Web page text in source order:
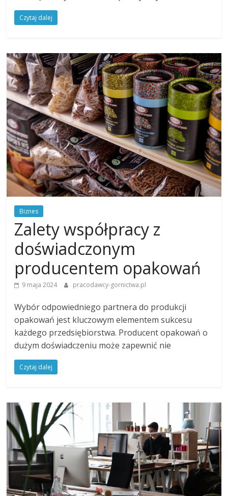
Czytaj dalej
Biznes
Zalety współpracy z
doświadczonym
producentem opakowań
9 maja 2024 pracodawcy-gornictwa.pl
Wybór odpowiedniego partnera do produkcji
opakowań jest kluczowym elementem sukcesu
każdego przedsiębiorstwa. Producent opakowań o
dużym doświadczeniu może zapewnić nie
Czytaj dalej